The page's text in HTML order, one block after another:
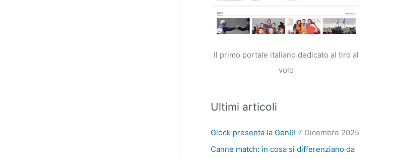
Il primo portale italiano dedicato al tiro al
volo
Ultimi articoli
Glock presenta la Gen6! 7 Dicembre 2025
Canne match: in cosa si differenziano da